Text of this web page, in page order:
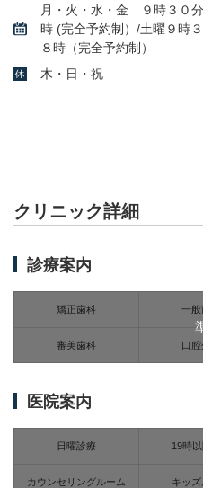
月・火・水・金 ９時３０
時 (完全予約制）/土曜９時
８時（完全予約制）
木・日・祝
クリニック詳細
診療案内
矯正歯科 一般
審美歯科 口腔
医院案内
日曜診療 19時
カウンセリングルーム キッ